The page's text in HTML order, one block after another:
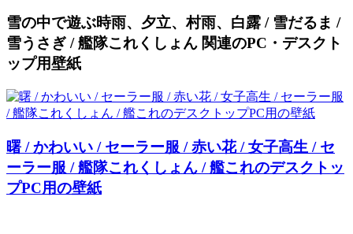
雪の中で遊ぶ時雨、夕立、村雨、白露 / 雪だるま /
雪うさぎ / 艦隊これくしょん 関連のPC・デスクト
ップ用壁紙
曙 / かわいい / セーラー服 / 赤い花 / 女子高生 / セ
ーラー服 / 艦隊これくしょん / 艦これのデスクトッ
プPC用の壁紙